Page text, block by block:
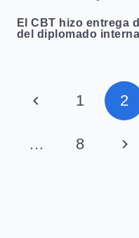
El CBT hizo entrega
del diplomado
1 2
… 8